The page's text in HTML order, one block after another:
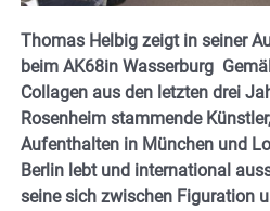
Thomas Helbig zeigt in seiner
beim AK68in Wasserburg
Collagen aus den letzten drei
Rosenheim stammende
Aufenthalten in München und
Berlin lebt und international
seine sich zwischen Figuration